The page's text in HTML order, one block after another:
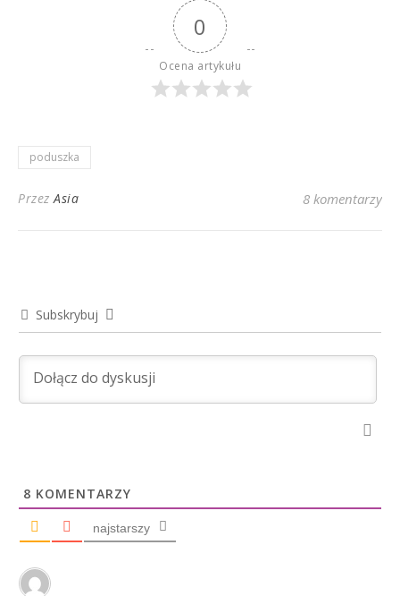
0
Ocena artykułu
poduszka
PrzezAsia 8 komentarzy
Subskrybuj
8 KOMENTARZY
najstarszy